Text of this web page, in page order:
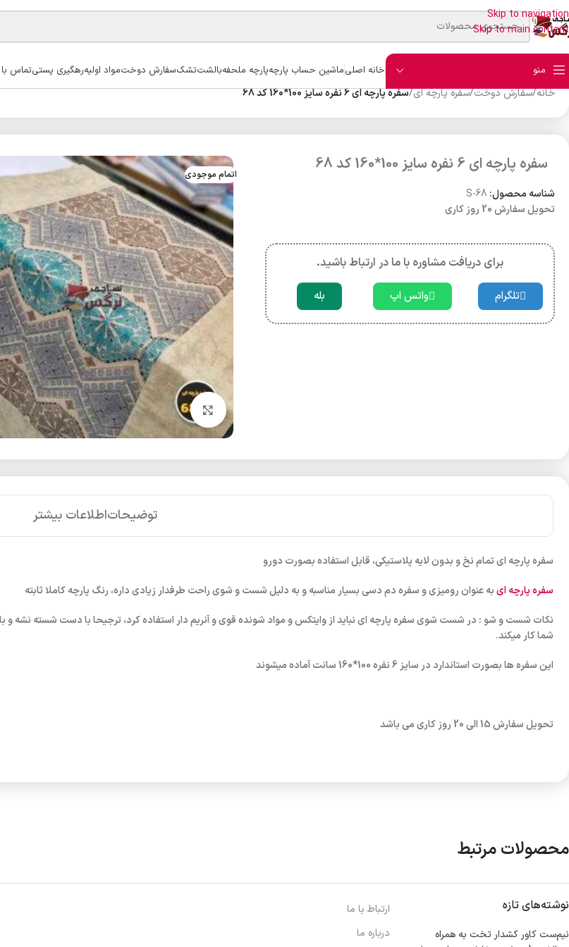
Skip to navigation
Skip to main content
منو خانه اصلیماشین حساب پارچهپارچه ملحفهبالشتتشکسفارش دوختمواد اولیهرهگیری پستیتماس با
خانه/سفارش دوخت/سفره پارچه ای/سفره پارچه ای 6 نفره سایز 100*160 کد 68
سفره پارچه ای 6 نفره سایز 100*160 کد 68
شناسه محصول: S-68
تحویل سفارش 20 روز کاری
برای دریافت مشاوره با ما در ارتباط باشید.
تلگرام واتس اپ بله
اتمام موجودی
بزرگنمایی تصویر
توضیحاتاطلاعات بیشتر
سفره پارچه ای تمام نخ و بدون لایه پلاستیکی، قابل استفاده بصورت دورو
سفره پارچه ایبه عنوان رومیزی و سفره دم دسی بسیار مناسبه و به دلیل شست و شوی راحت طرفدار زیادی داره، رنگ پارچه کاملا ثابته
نکات شست و شو : در شست شوی سفره پارچه ای نباید از وایتکس و مواد شونده قوی و آنریم دار استفاده کرد، ترجیحا با دست شسته نشه و
شما کار میکند.
این سفره ها بصورت استاندارد در سایز 6 نفره 100*160 سانت آماده میشوند
تحویل سفارش 15 الی 20 روز کاری می باشد
محصولات مرتبط
نوشته‌های تازه
نیم‌ست کاور کشدار تخت به همراه
ارتباط با ما
درباره ما